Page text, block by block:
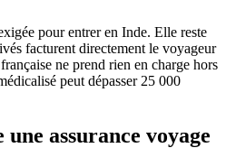
pour entrer en Inde. Elle reste
facturent directement le voyageur
ne prend rien en charge hors
peut dépasser 25 000
assurance voyage